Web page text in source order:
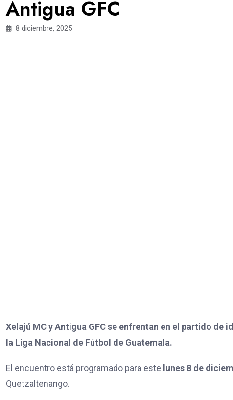
Antigua GFC
8 diciembre, 2025
Xelajú MC y Antigua GFC se enfrentan en el partido de
la Liga Nacional de Fútbol de Guatemala.
El encuentro está programado para este lunes 8 de
Quetzaltenango.